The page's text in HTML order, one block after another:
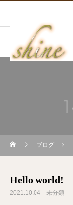
ブログ
Hello world!
2021.10.04 未分類